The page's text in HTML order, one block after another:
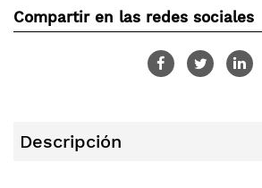
Compartir en las redes sociales
Descripción